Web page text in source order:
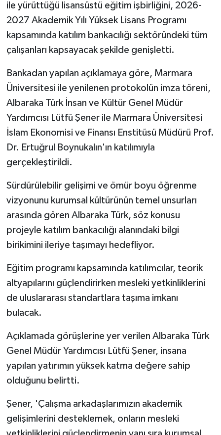
ile yürüttüğü lisansüstü eğitim işbirliğini, 2026-
2027 Akademik Yılı Yüksek Lisans Programı
kapsamında katılım bankacılığı sektöründeki tüm
çalışanları kapsayacak şekilde genişletti.
Bankadan yapılan açıklamaya göre, Marmara
Üniversitesi ile yenilenen protokolün imza töreni,
Albaraka Türk İnsan ve Kültür Genel Müdür
Yardımcısı Lütfü Şener ile Marmara Üniversitesi
İslam Ekonomisi ve Finansı Enstitüsü Müdürü Prof.
Dr. Ertuğrul Boynukalın'ın katılımıyla
gerçekleştirildi.
Sürdürülebilir gelişimi ve ömür boyu öğrenme
vizyonunu kurumsal kültürünün temel unsurları
arasında gören Albaraka Türk, söz konusu
projeyle katılım bankacılığı alanındaki bilgi
birikimini ileriye taşımayı hedefliyor.
Eğitim programı kapsamında katılımcılar, teorik
altyapılarını güçlendirirken mesleki yetkinliklerini
de uluslararası standartlara taşıma imkanı
bulacak.
Açıklamada görüşlerine yer verilen Albaraka Türk
Genel Müdür Yardımcısı Lütfü Şener, insana
yapılan yatırımın yüksek katma değere sahip
olduğunu belirtti.
Şener, 'Çalışma arkadaşlarımızın akademik
gelişimlerini desteklemek, onların mesleki